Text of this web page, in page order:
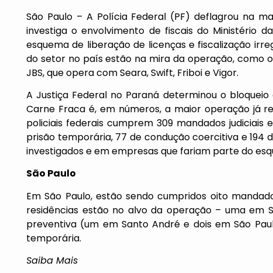
São Paulo – A Polícia Federal (PF) deflagrou na
investiga o envolvimento de fiscais do Ministério
esquema de liberação de licenças e fiscalização
do setor no país estão na mira da operação, como
JBS, que opera com Seara, Swift, Friboi e Vigor.
A Justiça Federal no Paraná determinou o bloqueio
Carne Fraca é, em números, a maior operação já
policiais federais cumprem 309 mandados judiciais
prisão temporária, 77 de condução coercitiva e 194
investigados e em empresas que fariam parte do
São Paulo
Em São Paulo, estão sendo cumpridos oito
residências estão no alvo da operação – uma
preventiva (um em Santo André e dois em São
temporária.
Saiba Mais